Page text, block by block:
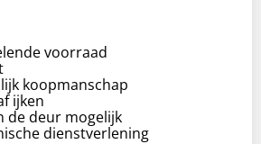
voorraad
koopmanschap
ijken
de deur mogelijk
dienstverlening